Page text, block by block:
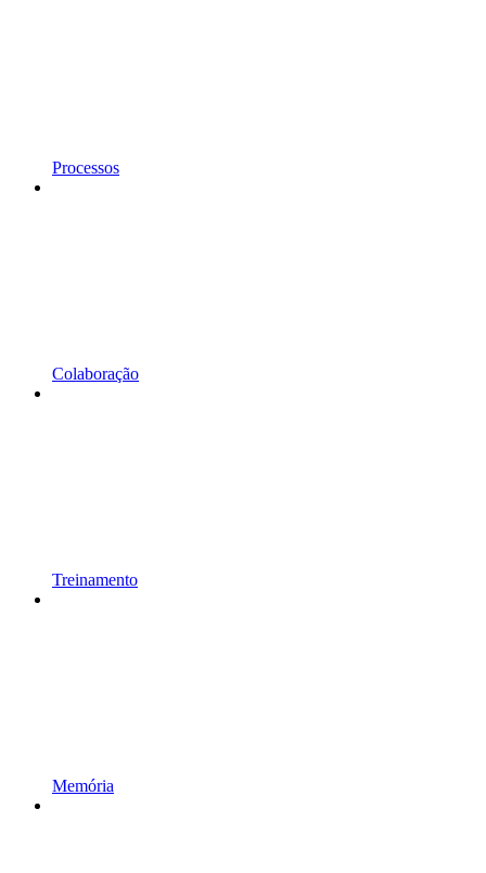
Processos
Colaboração
Treinamento
Memória